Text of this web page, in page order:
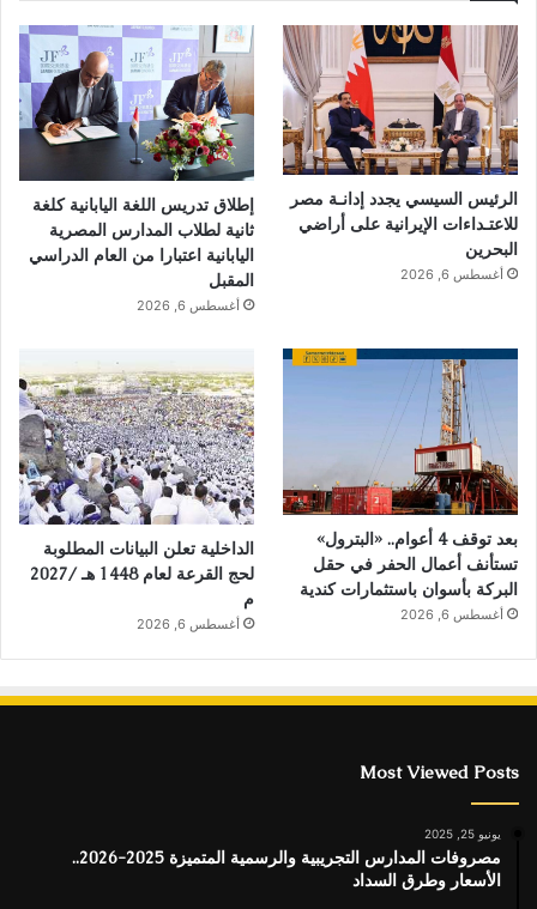
الرئيس السيسي يجدد إدانـة مصر
للاعتـداءات الإيرانية على أراضي
البحرين
أغسطس 6, 2026
إطلاق تدريس اللغة اليابانية كلغة
ثانية لطلاب المدارس المصرية
اليابانية اعتبارا من العام الدراسي
المقبل
أغسطس 6, 2026
بعد توقف 4 أعوام.. «البترول»
تستأنف أعمال الحفر في حقل
البركة بأسوان باستثمارات كندية
أغسطس 6, 2026
الداخلية تعلن البيانات المطلوبة
لحج القرعة لعام 1448 هـ /2027
م
أغسطس 6, 2026
Most Viewed Posts
يونيو 25, 2025
مصروفات المدارس التجريبية والرسمية المتميزة 2025-2026..
الأسعار وطرق السداد